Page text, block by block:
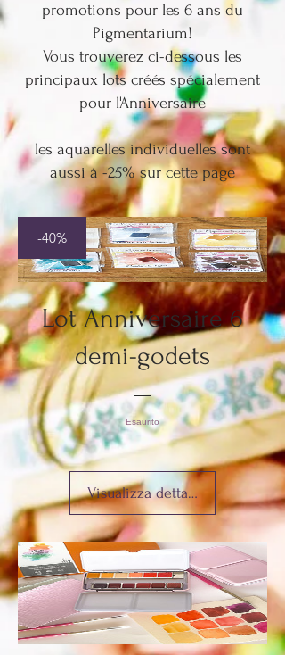
promotions pour les 6 ans du
Pigmentarium!
Vous trouverez ci-dessous les
principaux lots créés spécialement
pour l'Anniversaire
les aquarelles individuelles sont
aussi à -25% sur cette page
-40%
Lot Anniversaire 6
demi-godets
Esaurito
Visualizza dettagli